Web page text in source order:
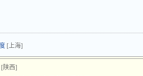
[上海]
[陕西]